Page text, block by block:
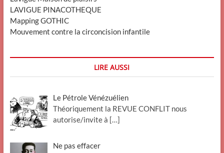
LAVIGUE PINACOTHEQUE
Mapping GOTHIC
Mouvement contre la circoncision infantile
LIRE AUSSI
Le Pétrole Vénézuélien
Théoriquement la REVUE CONFLIT nous
autorise/invite à […]
Ne pas effacer